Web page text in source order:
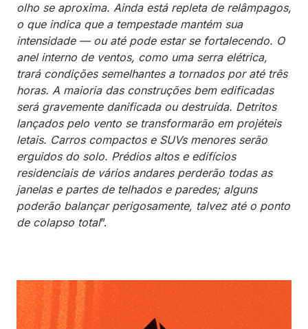
olho se aproxima. Ainda está repleta de relâmpagos,
o que indica que a tempestade mantém sua
intensidade — ou até pode estar se fortalecendo. O
anel interno de ventos, como uma serra elétrica,
trará condições semelhantes a tornados por até três
horas. A maioria das construções bem edificadas
será gravemente danificada ou destruída. Detritos
lançados pelo vento se transformarão em projéteis
letais. Carros compactos e SUVs menores serão
erguidos do solo. Prédios altos e edifícios
residenciais de vários andares perderão todas as
janelas e partes de telhados e paredes; alguns
poderão balançar perigosamente, talvez até o ponto
de colapso total”.